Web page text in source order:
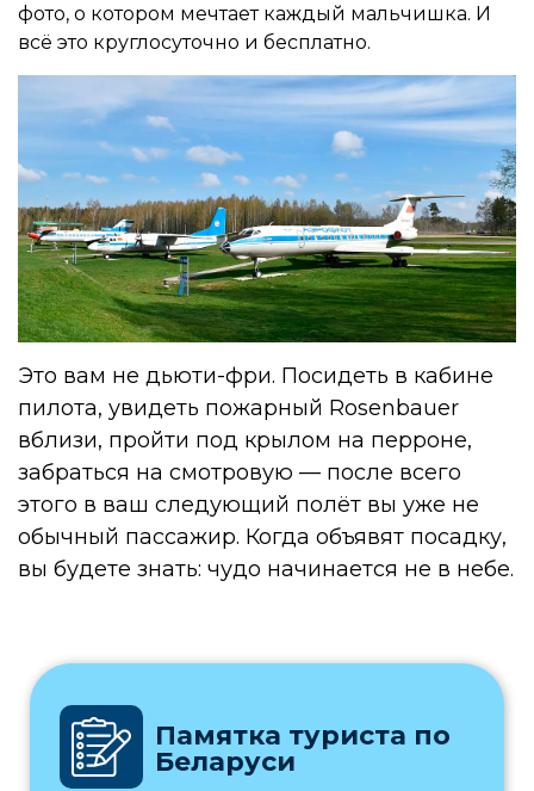
фото, о котором мечтает каждый мальчишка. И
всё это круглосуточно и бесплатно.
Это вам не дьюти-фри. Посидеть в кабине
пилота, увидеть пожарный Rosenbauer
вблизи, пройти под крылом на перроне,
забраться на смотровую — после всего
этого в ваш следующий полёт вы уже не
обычный пассажир. Когда объявят посадку,
вы будете знать: чудо начинается не в небе.
Памятка туриста по
Беларуси